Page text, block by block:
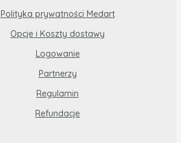
Polityka prywatności Medart
Opcje i Koszty dostawy
Logowanie
Partnerzy
Regulamin
Refundacje